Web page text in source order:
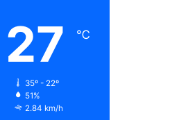
27 ℃
35º - 22º
51%
2.84 km/h